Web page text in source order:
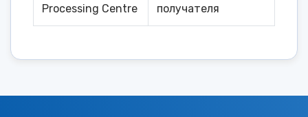
Processing Centre
получателя